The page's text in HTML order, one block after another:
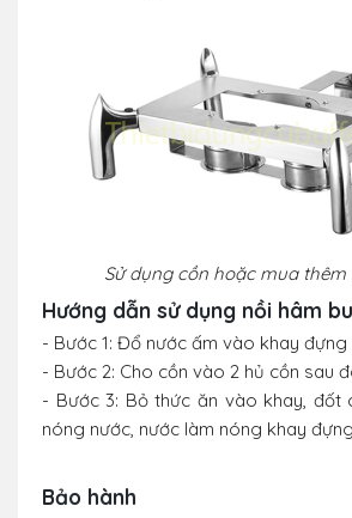
Sử dụng cồn hoặc mua thêm
Hướng dẫn sử dụng nồi hâm
- Bước 1: Đổ nước ấm vào khay đựng
- Bước 2: Cho cồn vào 2 hủ cồn sau
- Bước 3: Bỏ thức ăn vào khay, đốt
nóng nước, nước làm nóng khay
Bảo hành